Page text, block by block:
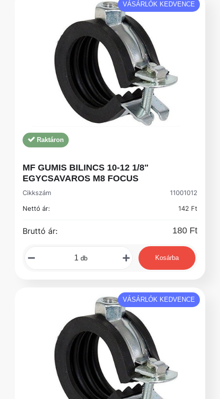
VÁSÁRLÓK KEDVENCE
Raktáron
MF GUMIS BILINCS 10-12 1/8"
EGYCSAVAROS M8 FOCUS
Cikkszám
11001012
Nettó ár:
142 Ft
Bruttó ár: 180 Ft
db Kosárba
VÁSÁRLÓK KEDVENCE